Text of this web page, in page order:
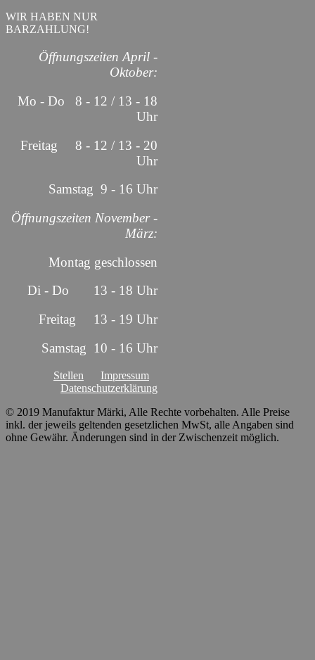
WIR HABEN NUR
BARZAHLUNG!
Öffnungszeiten April -
Oktober:
Mo - Do 8 - 12 / 13 - 18
Uhr
Freitag 8 - 12 / 13 - 20
Uhr
Samstag 9 - 16 Uhr
Öffnungszeiten November -
März:
Montag geschlossen
Di - Do 13 - 18 Uhr
Freitag 13 - 19 Uhr
Samstag 10 - 16 Uhr
Stellen
Impressum
Datenschutzerklärung
© 2019 Manufaktur Märki, Alle Rechte vorbehalten. Alle Preise
inkl. der jeweils geltenden gesetzlichen MwSt, alle Angaben sind
ohne Gewähr. Änderungen sind in der Zwischenzeit möglich.